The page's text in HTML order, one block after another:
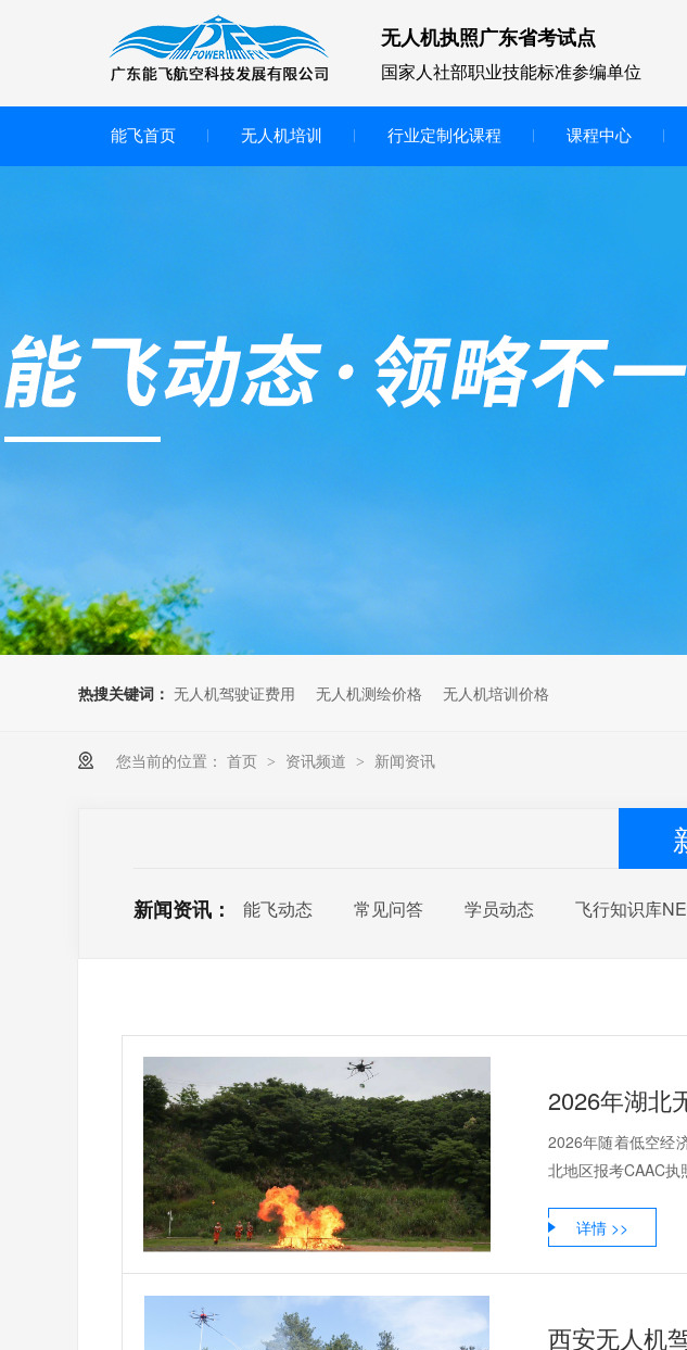
无人机执照广东省考试点
国家人社部职业技能标准参编单位
能飞首页 无人机培训 行业定制化课程 课程中心
装
无人机考培基地工具
无人机考试评测系统
热搜关键词： 无人机驾驶证费用 无人机测绘价格 无人机培训价格
您当前的位置： 首页 > 资讯频道 > 新闻资讯
新闻资讯： 能飞动态 常见问答 学员动态 飞行知识库
2026年湖北
2026年随着低空经
北地区报考CAAC
详情 >>
西安无人机